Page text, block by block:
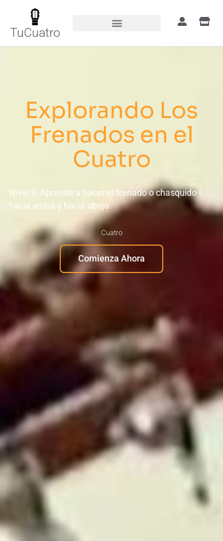
TuCuatro
Explorando Los
Frenados en el
Cuatro
Nivel 3: Aprende a hacer el frenado o chasquido
hacia arriba y hacia abajo
Cuatro
Comienza Ahora